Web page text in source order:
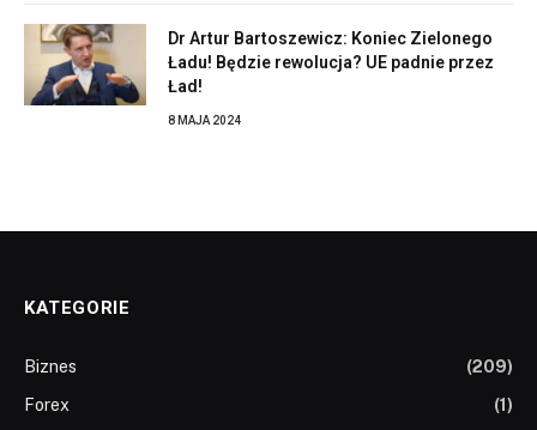
Dr Artur Bartoszewicz: Koniec Zielonego
Ładu! Będzie rewolucja? UE padnie przez
Ład!
8 MAJA 2024
KATEGORIE
Biznes
(209)
Forex
(1)